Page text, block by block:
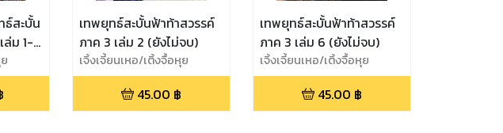
สะบั้น
ล่ม 1-
เทพยุทธ์สะบั้นฟ้าท้าสวรรค์
ภาค 3 เล่ม 2 (ยังไม่จบ)
เจิ้งเจี้ยนเหอ/เติ้งจื้อหุย
45.00 ฿
เทพยุทธ์สะบั้นฟ้าท้าสวรรค์
ภาค 3 เล่ม 6 (ยังไม่จบ)
เจิ้งเจี้ยนเหอ/เติ้งจื้อหุย
45.00 ฿